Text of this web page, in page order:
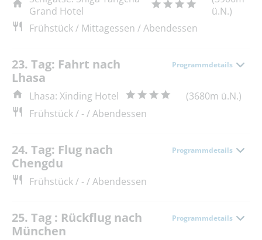
Grand Hotel
ü.N.)
Frühstück / Mittagessen / Abendessen
23. Tag: Fahrt nach
Lhasa
Programmdetails
Lhasa: Xinding Hotel
(3680m ü.N.)
Frühstück / - / Abendessen
24. Tag: Flug nach
Chengdu
Programmdetails
Frühstück / - / Abendessen
25. Tag : Rückflug nach
München
Programmdetails